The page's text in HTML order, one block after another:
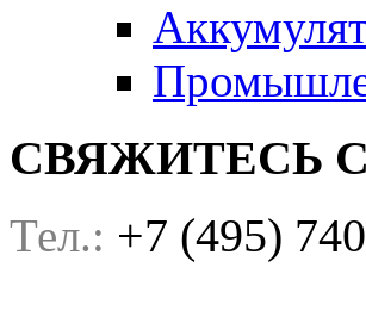
СВЯЖИТЕСЬ
Тел.: +7 (495)